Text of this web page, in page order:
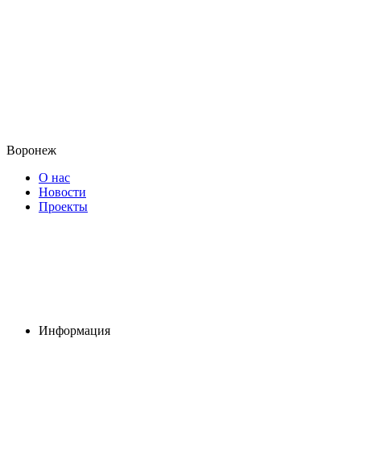
Воронеж
О нас
Новости
Проекты
Информация